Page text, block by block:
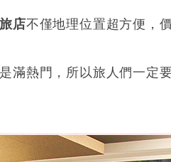
店不僅地理位置超方便，
滿熱門，所以旅人們一定